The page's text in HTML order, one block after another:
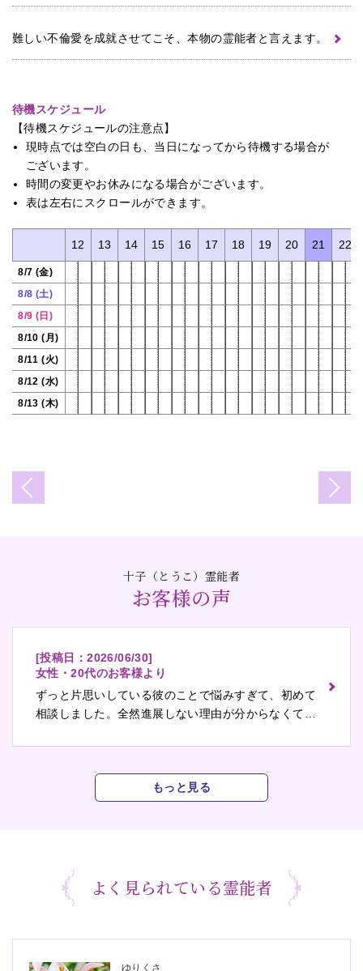
難しい不倫愛を成就させてこそ、本物の霊能者と言えます。
待機スケジュール
【待機スケジュールの注意点】
現時点では空白の日も、当日になってから待機する場合が
ございます。
時間の変更やお休みになる場合がございます。
表は左右にスクロールができます。
12 13 14 15 16 17 18 19 20 21 22
8/7 (金)
8/8 (土)
8/9 (日)
8/10 (月)
8/11 (火)
8/12 (水)
8/13 (木)
十子（とうこ）霊能者
お客様の声
[投稿日：2026/06/30]
女性・20代のお客様より
ずっと片思いしている彼のことで悩みすぎて、初めて
相談しました。全然進展しない理由が分からなくてモ
か性格を言われて、だからか、って納得できました。
もっと見る
よく見られている霊能者
ゆりくさ